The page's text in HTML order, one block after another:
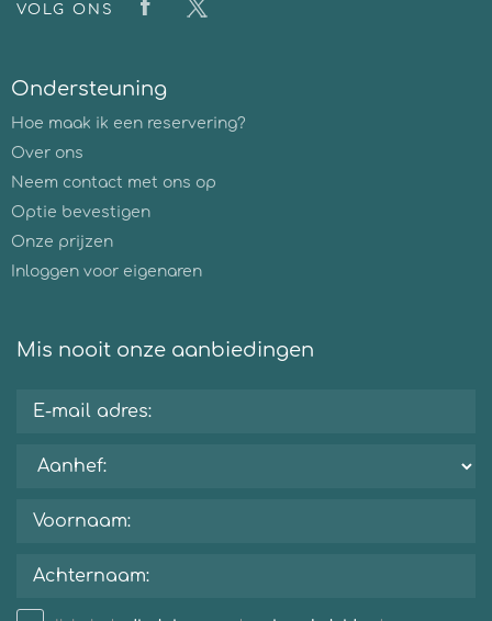
VOLG ONS
Ondersteuning
Hoe maak ik een reservering?
Over ons
Neem contact met ons op
Optie bevestigen
Onze prijzen
Inloggen voor eigenaren
Mis nooit onze aanbiedingen